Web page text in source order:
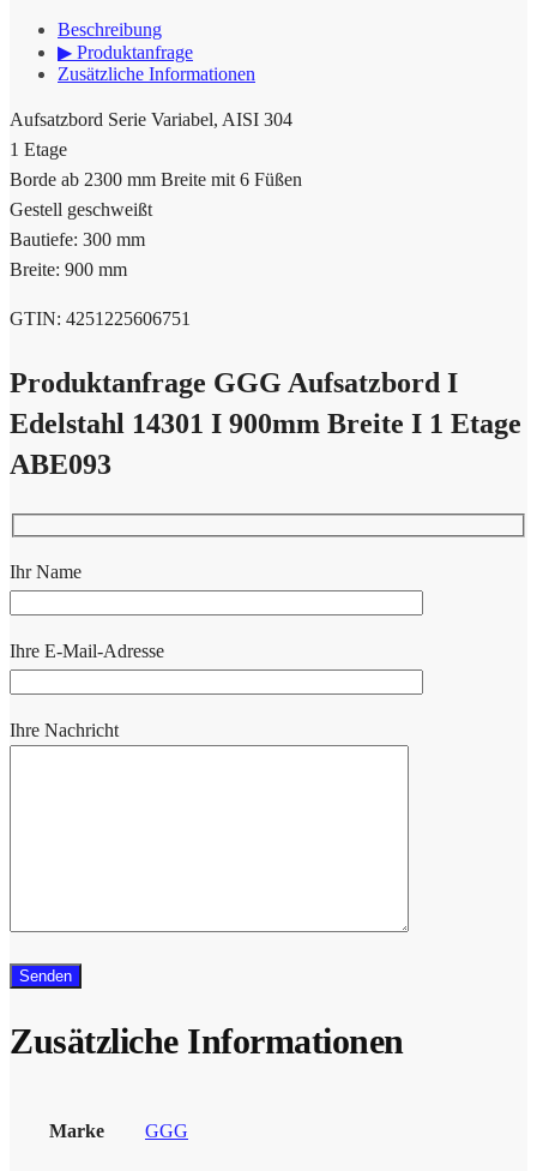
Beschreibung
▶ Produktanfrage
Zusätzliche Informationen
Aufsatzbord Serie Variabel, AISI 304
1 Etage
Borde ab 2300 mm Breite mit 6 Füßen
Gestell geschweißt
Bautiefe: 300 mm
Breite: 900 mm
GTIN: 4251225606751
Produktanfrage GGG Aufsatzbord I
Edelstahl 14301 I 900mm Breite I 1 Etage
ABE093
Ihr Name
Ihre E-Mail-Adresse
Ihre Nachricht
Zusätzliche Informationen
Marke GGG